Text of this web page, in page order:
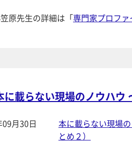
原先生の詳細は「専門家プロファ
に載らない現場のノウハウ
月30日
本に載らない現場
とめ２）